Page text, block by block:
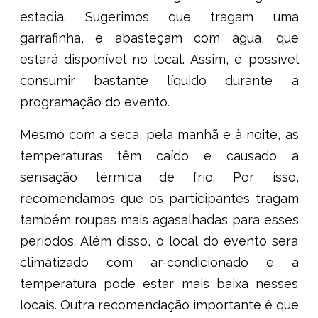
estadia. Sugerimos que tragam uma
garrafinha, e abasteçam com água, que
estará disponível no local. Assim, é possível
consumir bastante líquido durante a
programação do evento.
Mesmo com a seca, pela manhã e à noite, as
temperaturas têm caído e causado a
sensação térmica de frio. Por isso,
recomendamos que os participantes tragam
também roupas mais agasalhadas para esses
períodos. Além disso, o local do evento será
climatizado com ar-condicionado e a
temperatura pode estar mais baixa nesses
locais. Outra recomendação importante é que